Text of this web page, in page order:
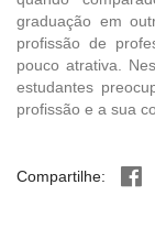
graduação em
profissão de
pouco atrativa.
estudantes
profissão e a sua
Compartilhe: